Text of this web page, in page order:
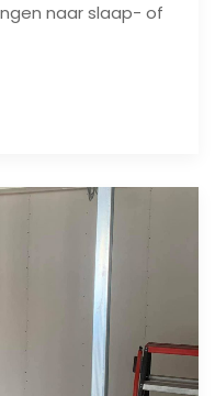
naar slaap- of